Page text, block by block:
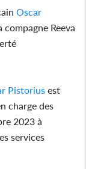
Oscar
compagne Reeva
Pistorius est
charge des
2023 à
services